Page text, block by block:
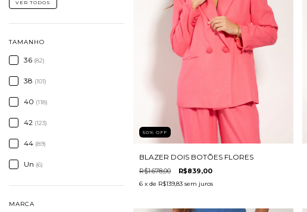
VER TODOS
TAMANHO
36 (82)
38 (101)
40 (118)
42 (123)
44 (89)
Un (6)
MARCA
50% OFF
BLAZER DOIS BOTÕES FLORES
R$1.678,00 R$839,00
6 x de R$139,83 sem juros